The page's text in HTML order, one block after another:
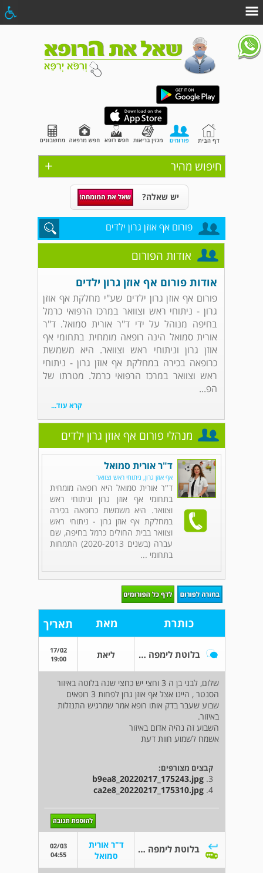
+ חיפוש מהיר
יש שאלה?
פורום אף אוזן גרון ילדים
אודות הפורום
אודות פורום אף אוזן גרון ילדים
פורום אף אוזן גרון ילדים שע"י מחלקת אף אוזן
גרון - ניתוחי ראש וצוואר במרכז הרפואי כרמל
בחיפה מנוהל על ידי ד"ר אורית סמואל. ד"ר
אורית סמואל הינה רופאה מומחית בתחומי אף
אוזן גרון וניתוחי ראש וצוואר. היא משמשת
כרופאה בכירה במחלקת אף אוזן גרון - ניתוחי
ראש וצוואר במרכז הרפואי כרמל. מטרתו של
הפ...
קרא עוד...
מנהלי פורום אף אוזן גרון ילדים
ד"ר אורית סמואל
אף אוזן גרון, ניתוחי ראש וצוואר
ד"ר אורית סמואל היא רופאה מומחית
בתחומי אף אוזן גרון וניתוחי ראש
וצוואר. היא משמשת כרופאה בכירה
במחלקת אף אוזן גרון - ניתוחי ראש
וצוואר בבית החולים כרמל בחיפה, שם
עברה (בשנים 2020-2013) התמחות
בתחומי ...
כותרת מאת תאריך
בלוטת לימפה נפוחה באיזור הסנטר ליאת
17/02
19:00
שלום, לבני בן ה 3 וחצי יש כחצי שנה בלוטה באיזור
הסנטר , היינו אצל אף אוזן גרון לפחות 3 רופאים
שבוע שעבר בדק אותו רופא אמר שמרגיש התנזלות
באיזור.
השבוע זה נהיה אדום באיזור
אשמח לשמוע חוות דעת
קבצים מצורפים:
3.
b9ea8_20220217_175243.jpg
4.
ca2e8_20220217_175310.jpg
בלוטת לימפה נפוחה באיזור הסנטר
ד"ר אורית
סמואל
02/03
04:55